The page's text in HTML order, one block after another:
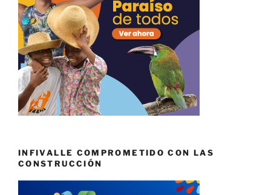
INFIVALLE COMPROMETIDO CON LAS
CONSTRUCCIÓN